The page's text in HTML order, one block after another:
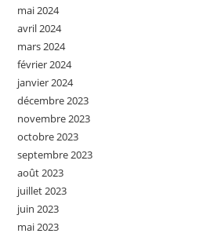
mai 2024
avril 2024
mars 2024
février 2024
janvier 2024
décembre 2023
novembre 2023
octobre 2023
septembre 2023
août 2023
juillet 2023
juin 2023
mai 2023